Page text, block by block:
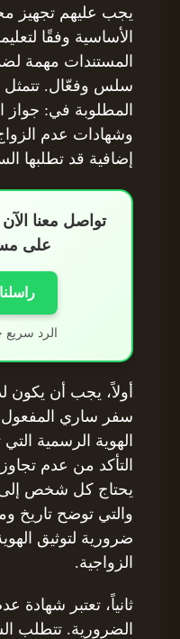
يجب عليهم تجهيز
الأساسية وفقًا
المستندات مهمة
سلس وفعّال. تتمثل
المطلوبة في: جواز
وشهادات عدم
إضافية قد تطلبها
تواصل معنا
على
الرد سريع
أولاً، يجب أن يكون
سفر ساري المفعول.
الهوية الرسمية
التأكد من عدم
يحتاج كل شخص إلى
والتي توضح تاريخ
ضرورية لتوثيق
الزواجية.
ثانياً، تعتبر شهادة
الضرورية. تتطلب